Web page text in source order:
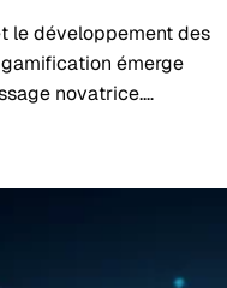
le développement des
émerge
novatrice.…